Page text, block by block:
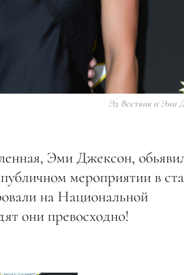
Эд Вествик и Эми
Эми Джексон,
мероприятии в
на Национальной
они превосходно!